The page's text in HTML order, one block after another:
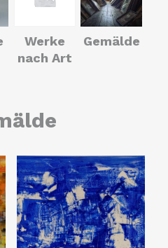
Werke
nach Art
Gemälde